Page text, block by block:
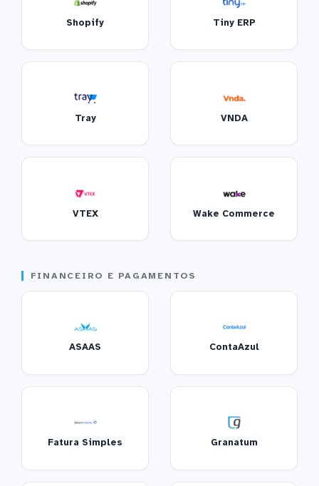
Shopify Tiny ERP
Tray VNDA
VTEX Wake Commerce
FINANCEIRO E PAGAMENTOS
ASAAS ContaAzul
Fatura Simples Granatum